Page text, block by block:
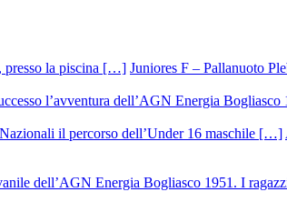
Juniores F – Pallanuoto